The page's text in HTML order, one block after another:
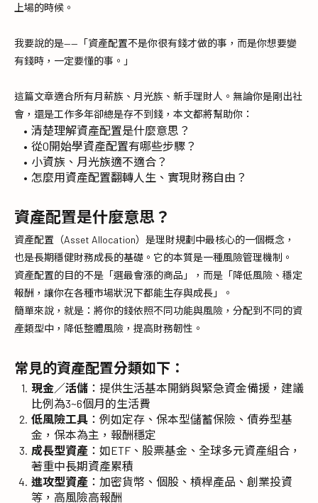
上場的時候。
我要說的是——「資產配置不是你很有錢才做的事，而是你想要變
有錢時，一定要懂的事。」
這篇文章適合所有月薪族、月光族、新手理財人。無論你是剛出社
會，還是工作多年卻總是存不到錢，本文都將幫助你：
清楚理解資產配置是什麼意思？
從0開始學資產配置有哪些步驟？
小資族、月光族適不適合？
怎麼用資產配置翻轉人生、實現財務自由？
資產配置是什麼意思？
資產配置（Asset Allocation）是理財規劃中最核心的一個概念，
也是長期穩健財務成長的基礎。它的本質是一種風險管理機制。
資產配置的目的不是「選最會漲的商品」，而是「降低風險、穩定
報酬，讓你在各種市場狀況下都能生存與成長」。
簡單來說，就是：將你的錢依照不同功能與風險，分配到不同的資
產類型中，降低整體風險，提高財務韌性。
常見的資產配置分類如下：
現金／活儲 ：提供生活基本開銷與緊急資金備援，建議
比例為3~6個月的生活費
低風險工具 ：例如定存、保本型儲蓄保險、債券型基
金，保本為主，報酬穩定
成長型資產 ：如ETF、股票基金、全球多元資產組合，
著重中長期資產累積
進攻型資產 ：加密貨幣、個股、槓桿產品、創業投資
等，高風險高報酬